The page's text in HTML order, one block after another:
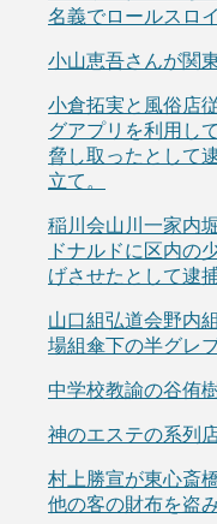
名義でロールスロ
小山恵吾さんが関
小倉拓実と風俗店
グアプリを利用し
脅し取ったとして
立て。
稲川会山川一家内
ドナルドに区内の
げさせたとして逮捕
山口組弘道会野内
場組傘下の半グレ
中学校教諭の谷侑
神のエステの系列店
村上勝宣が東心斎
他の客の財布を盗